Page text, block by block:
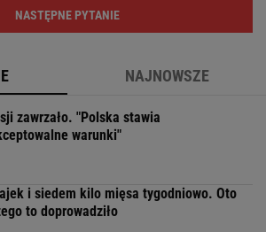
NASTĘPNE PYTANIE
NAJNOWSZE
zawrzało. "Polska stawia
warunki"
i siedem kilo mięsa tygodniowo. Oto
to doprowadziło